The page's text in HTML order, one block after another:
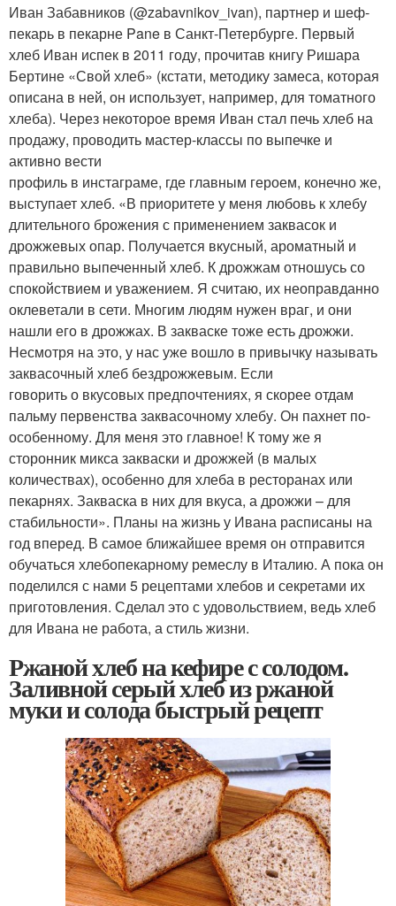
Иван Забавников (@zabavnikov_ivan), партнер и шеф-
пекарь в пекарне Pane в Санкт-Петербурге. Первый
хлеб Иван испек в 2011 году, прочитав книгу Ришара
Бертине «Свой хлеб» (кстати, методику замеса, которая
описана в ней, он использует, например, для томатного
хлеба). Через некоторое время Иван стал печь хлеб на
продажу, проводить мастер-классы по выпечке и
активно вести
профиль в инстаграме, где главным героем, конечно же,
выступает хлеб. «В приоритете у меня любовь к хлебу
длительного брожения с применением заквасок и
дрожжевых опар. Получается вкусный, ароматный и
правильно выпеченный хлеб. К дрожжам отношусь со
спокойствием и уважением. Я считаю, их неоправданно
оклеветали в сети. Многим людям нужен враг, и они
нашли его в дрожжах. В закваске тоже есть дрожжи.
Несмотря на это, у нас уже вошло в привычку называть
заквасочный хлеб бездрожжевым. Если­
говорить о вкусовых предпочтениях, я скорее отдам
пальму первенства заквасочному хлебу. Он пахнет по-
особенному. Для меня это главное! К тому же я
сторонник микса закваски и дрожжей (в малых
количествах), особенно для хлеба в ресторанах или
пекарнях. Закваска в них для вкуса, а дрожжи – для
стабильности». Планы­ на жизнь у Ивана расписаны на
год вперед. В самое ближайшее время он отправится
обучаться хлебопекарному ремеслу в Италию. А пока он
поделился с нами­ 5 рецептами хлебов и секретами их
приготовления. Сделал это с удовольствием, ведь хлеб
для Ивана не работа, а стиль жизни.
Ржаной хлеб на кефире с солодом.
Заливной серый хлеб из ржаной
муки и солода быстрый рецепт